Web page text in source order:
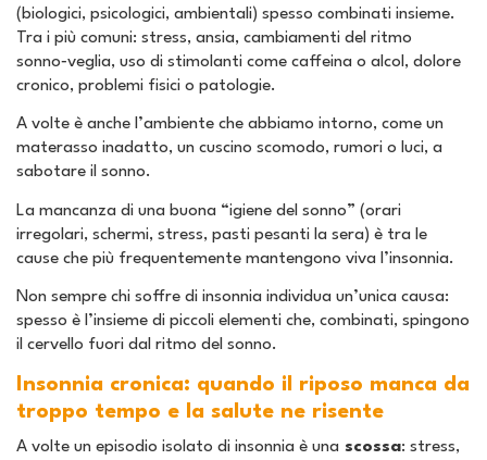
(biologici, psicologici, ambientali) spesso combinati insieme.
Tra i più comuni: stress, ansia, cambiamenti del ritmo
sonno‑veglia, uso di stimolanti come caffeina o alcol, dolore
cronico, problemi fisici o patologie.
A volte è anche l’ambiente che abbiamo intorno, come un
materasso inadatto, un cuscino scomodo, rumori o luci, a
sabotare il sonno.
La mancanza di una buona “igiene del sonno” (orari
irregolari, schermi, stress, pasti pesanti la sera) è tra le
cause che più frequentemente mantengono viva l’insonnia.
Non sempre chi soffre di insonnia individua un’unica causa:
spesso è l’insieme di piccoli elementi che, combinati, spingono
il cervello fuori dal ritmo del sonno.
Insonnia cronica: quando il riposo manca da
troppo tempo e la salute ne risente
A volte un episodio isolato di insonnia è una scossa: stress,